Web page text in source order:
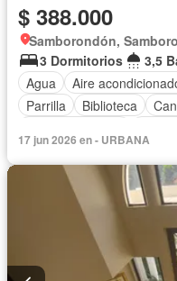
$ 388.000
Samborondón,
3 Dormitorios
3,5
Agua
Aire
Parrilla
Biblioteca
Patio
Piscina Seguridad
Sin amoblar
17 jun 2026 en - URBANA